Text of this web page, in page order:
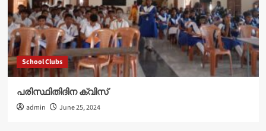
School Clubs
പരിസ്ഥിതിദിന ക്വിസ്
admin June 25, 2024